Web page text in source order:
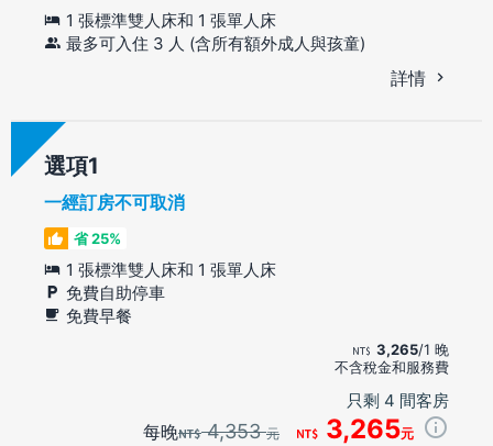
1 張標準雙人床和 1 張單人床
最多可入住 3 人 (含所有額外成人與孩童)
詳情
選項
一經訂房不可取消
省 25%
1 張標準雙人床和 1 張單人床
免費自助停車
免費早餐
3,265/1 晚
不含稅金和服務費
只剩 4 間客房
每晚 4,353元 3,265元